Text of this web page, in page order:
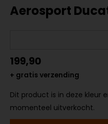
Aerosport
199,90
+ gratis verzending
Dit product is in deze kleur
momenteel uitverkocht.